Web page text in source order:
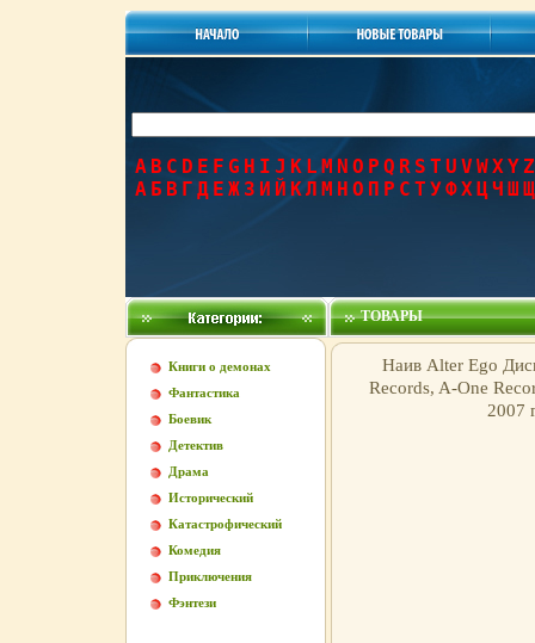
A B C D E F G H I J K L M N O P Q R S T U V WXYZ
А Б В Г Д Е Ж З И Й КЛ М Н О П Р С Т УФХЦЧ Ш Щ
Книги о демонах
Фантастика
Боевик
Детектив
Драма
Исторический
Катастрофический
Комедия
Приключения
Фэнтези
ТОВАРЫ
Наив Alter Ego
Records, A-One
2007